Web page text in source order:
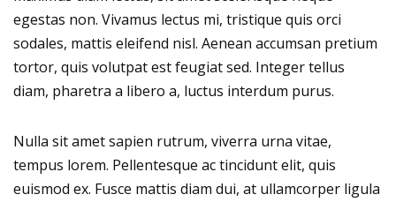
egestas non. Vivamus lectus mi, tristique quis orci
sodales, mattis eleifend nisl. Aenean accumsan pretium
tortor, quis volutpat est feugiat sed. Integer tellus
diam, pharetra a libero a, luctus interdum purus.
Nulla sit amet sapien rutrum, viverra urna vitae,
tempus lorem. Pellentesque ac tincidunt elit, quis
euismod ex. Fusce mattis diam dui, at ullamcorper ligula